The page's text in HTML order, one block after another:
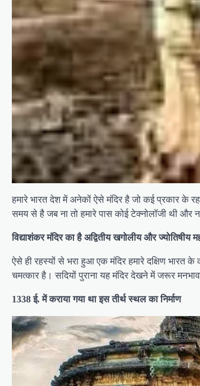
हमारे भारत देश में अनेकों ऐसे मंदिर है जो कई प्रकार के
समय से है जब ना तो हमारे पास कोई टेक्नोलॉजी थी और
विद्याशंकर मंदिर का है अद्वितीय खगोलीय और ज्योतिषीय
ऐसे ही रहस्यों से भरा हुआ एक मंदिर हमारे दक्षिण भारत
चमत्कार है। सदियों पुराना यह मंदिर देखने में जरूर
1338 ई. में कराया गया था इस तीर्थ स्थल का निर्माण